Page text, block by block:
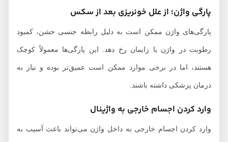
پارگی‌ واژن؛ از علل خونریزی بعد از سکس
پارگی‌های واژن ممکن است به دلیل رابطه جنسی خشن، کمبود
رطوبت در واژن یا زایمان رخ دهد. این پارگی‌ها معمولاً کوچک
هستند، اما در برخی موارد ممکن است عمیق‌تر بوده و نیاز به
درمان پزشکی داشته باشند.
وارد کردن اجسام خارجی به واژینال
وارد کردن اجسام خارجی به داخل واژن می‌تواند باعث آسیب به